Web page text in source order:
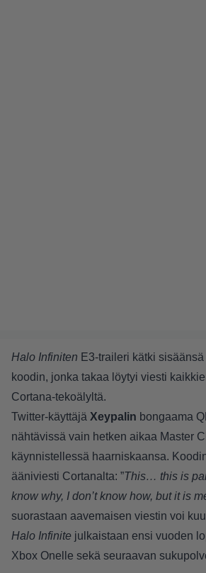
Halo Infiniten E3-traileri kätki
koodin, jonka takaa löytyi viesti
Cortana-tekoälyltä.
Twitter-käyttäjä Xeypalin bongaama
nähtävissä vain hetken aikaa Master
käynnistellessä haarniskaansa.
ääniviesti Cortanalta: ”This… this is
know why, I don’t know how, but it is
suorastaan aavemaisen viestin voi
Halo Infinite julkaistaan ensi vuoden
Xbox Onelle sekä seuraavan